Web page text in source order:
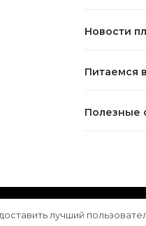
Новости
Питаемся
Полезные
WordPress
лучший